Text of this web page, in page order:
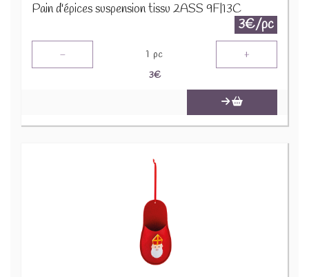
Pain d'épices suspension tissu 2ASS 9F|13C
3€/pc
- 1 pc +
3€